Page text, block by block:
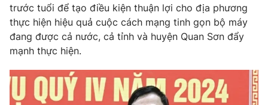
® Cấm sao chép dưới mọi hình thức nếu không có sự chấp
thuận bằng văn bản. Ghi rõ nguồn VTV.vn khi phát hành lại
thông tin từ website này.
trước tuổi để tạo điều kiện thuận lợi cho địa phương
thực hiện hiệu quả cuộc cách mạng tinh gọn bộ máy
đang được cả nước, cả tỉnh và huyện Quan Sơn đẩy
mạnh thực hiện.